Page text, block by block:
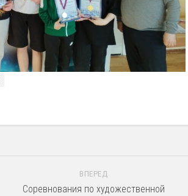
ВПЕРЕД
Соревнования по художественной